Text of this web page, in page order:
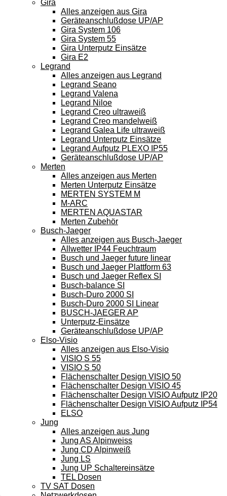
Gira
Alles anzeigen aus Gira
Geräteanschlußdose UP/AP
Gira System 106
Gira System 55
Gira Unterputz Einsätze
Gira E2
Legrand
Alles anzeigen aus Legrand
Legrand Seano
Legrand Valena
Legrand Niloe
Legrand Creo ultraweiß
Legrand Creo mandelweiß
Legrand Galea Life ultraweiß
Legrand Unterputz Einsätze
Legrand Aufputz PLEXO IP55
Geräteanschlußdose UP/AP
Merten
Alles anzeigen aus Merten
Merten Unterputz Einsätze
MERTEN SYSTEM M
M-ARC
MERTEN AQUASTAR
Merten Zubehör
Busch-Jaeger
Alles anzeigen aus Busch-Jaeger
Allwetter IP44 Feuchtraum
Busch und Jaeger future linear
Busch und Jaeger Plattform 63
Busch und Jaeger Reflex SI
Busch-balance SI
Busch-Duro 2000 SI
Busch-Duro 2000 SI Linear
BUSCH-JAEGER AP
Unterputz-Einsätze
Geräteanschlußdose UP/AP
Elso-Visio
Alles anzeigen aus Elso-Visio
VISIO S 55
VISIO S 50
Flächenschalter Design VISIO 50
Flächenschalter Design VISIO 45
Flächenschalter Design VISIO Aufputz IP20
Flächenschalter Design VISIO Aufputz IP54
ELSO
Jung
Alles anzeigen aus Jung
Jung AS Alpinweiss
Jung CD Alpinweiß
Jung LS
Jung UP Schaltereinsätze
TEL Dosen
TV SAT Dosen